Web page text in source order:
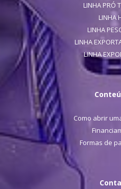
LINHA PRÓ
LINHA
LINHA
LINHA
LINHA
Como abrir
Formas de